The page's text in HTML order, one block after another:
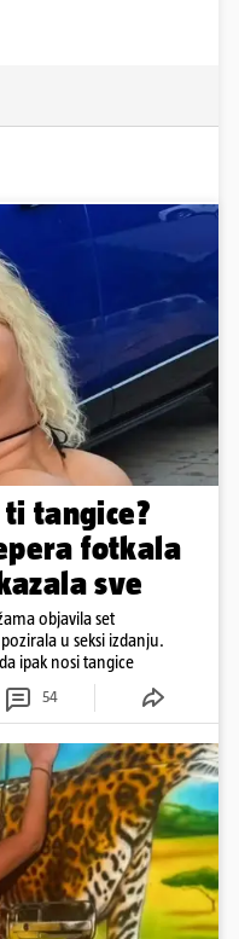
ti tangice?
fotkala
sve
objavila set
u seksi izdanju.
ipak nosi tangice
54